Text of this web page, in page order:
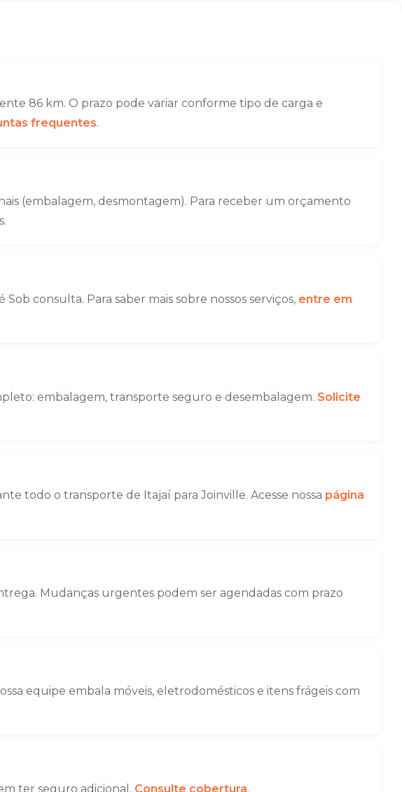
86 km. O prazo pode variar conforme tipo de carga e
frequentes.
(embalagem, desmontagem). Para receber um orçamento
consulta. Para saber mais sobre nossos serviços, entre em
embalagem, transporte seguro e desembalagem. Solicite
todo o transporte de Itajaí para Joinville. Acesse nossa página
Mudanças urgentes podem ser agendadas com prazo
equipe embala móveis, eletrodomésticos e itens frágeis com
ter seguro adicional. Consulte cobertura.